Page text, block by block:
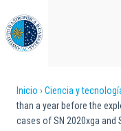
al
contenido
principal
Sobrescribir
enlaces
Inicio Ciencia y
than a year before the
cases of SN 2020xga and